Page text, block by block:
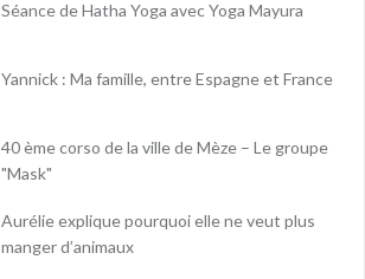
Séance de Hatha Yoga avec Yoga Mayura
Yannick : Ma famille, entre Espagne et France
40 ème corso de la ville de Mèze – Le groupe
"Mask"
Aurélie explique pourquoi elle ne veut plus
manger d’animaux